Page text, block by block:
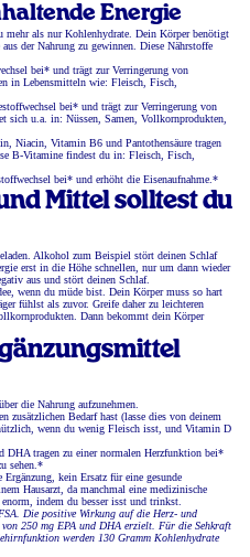
Energie
mehr als nur Kohlenhydrate. Dein Körper benötigt
der Nahrung zu gewinnen. Diese Nährstoffe
bei* und trägt zur Verringerung von
in Lebensmitteln wie: Fleisch, Fisch,
bei* und trägt zur Verringerung von
u.a. in: Nüssen, Samen, Vollkornprodukten,
Niacin, Vitamin B6 und Pantothensäure tragen
B-Vitamine findest du in: Fleisch, Fisch,
bei* und erhöht die Eisenaufnahme.*
Mittel solltest du
Alkohol zum Beispiel stört deinen Schlaf
erst in die Höhe schnellen, nur um dann wieder
aus und stört deinen Schlaf.
wenn du müde bist. Dein Körper muss so hart
fühlst als zuvor. Greife daher zu leichteren
Dann bekommt dein Körper
die Nahrung aufzunehmen.
zusätzlichen Bedarf hast (lasse dies von deinem
wenn du wenig Fleisch isst, und Vitamin D
DHA tragen zu einer normalen Herzfunktion bei*
sehen.*
kein Ersatz für eine gesunde
Hausarzt, da manchmal eine medizinische
indem du besser isst und trinkst.
Die positive Wirkung auf die Herz- und
250 mg EPA und DHA erzielt. Für die Sehkraft
werden 130 Gramm Kohlenhydrate